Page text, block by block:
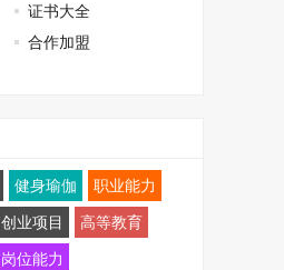
证书大全
合作加盟
健身瑜伽 职业能力
创业项目 高等教育
岗位能力